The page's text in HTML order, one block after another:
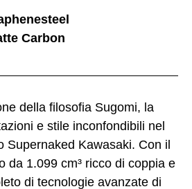
della filosofia Sugomi, la
e stile inconfondibili nel
Supernaked Kawasaki. Con il
da 1.099 cm³ ricco di coppia e
di tecnologie avanzate di
Carbon